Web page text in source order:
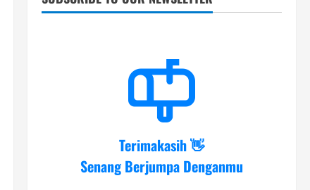
Terimakasih 👋
Senang Berjumpa Denganmu